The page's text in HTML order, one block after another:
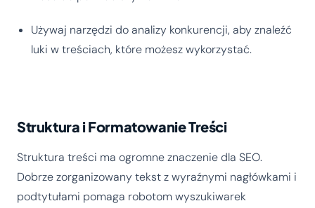
Używaj narzędzi do analizy konkurencji, aby znaleźć
luki w treściach, które możesz wykorzystać.
Struktura i Formatowanie Treści
Struktura treści ma ogromne znaczenie dla SEO.
Dobrze zorganizowany tekst z wyraźnymi nagłówkami i
podtytułami pomaga robotom wyszukiwarek